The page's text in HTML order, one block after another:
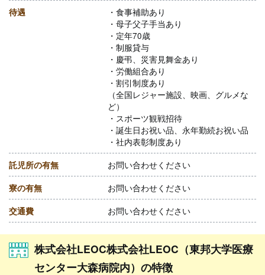
待遇
・食事補助あり
・母子父子手当あり
・定年70歳
・制服貸与
・慶弔、災害見舞金あり
・労働組合あり
・割引制度あり
（全国レジャー施設、映画、グルメな
ど）
・スポーツ観戦招待
・誕生日お祝い品、永年勤続お祝い品
・社内表彰制度あり
託児所の有無 お問い合わせください
寮の有無 お問い合わせください
交通費 お問い合わせください
株式会社LEOC株式会社LEOC（東邦大学医療
センター大森病院内）の特徴